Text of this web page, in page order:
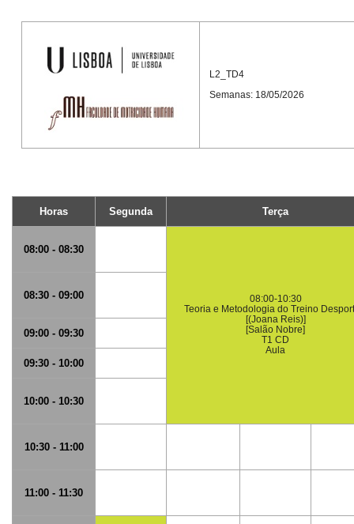
L2_TD4
Semanas: 18/05/2026
Horas Segunda Terça
08:00 - 08:30
08:00-10:30
Teoria e Metodologia do Treino
[(Joana Reis)]
[Salão Nobre]
T1 CD
Aula
08:30 - 09:00
09:00 - 09:30
09:30 - 10:00
10:00 - 10:30
10:30 - 11:00
11:00 - 11:30